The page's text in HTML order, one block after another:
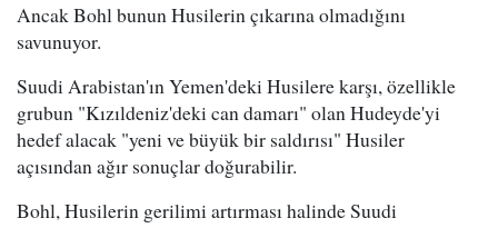
Ancak Bohl bunun Husilerin çıkarına olmadığını
savunuyor.
Suudi Arabistan'ın Yemen'deki Husilere karşı, özellikle
grubun "Kızıldeniz'deki can damarı" olan Hudeyde'yi
hedef alacak "yeni ve büyük bir saldırısı" Husiler
açısından ağır sonuçlar doğurabilir.
Bohl, Husilerin gerilimi artırması halinde Suudi